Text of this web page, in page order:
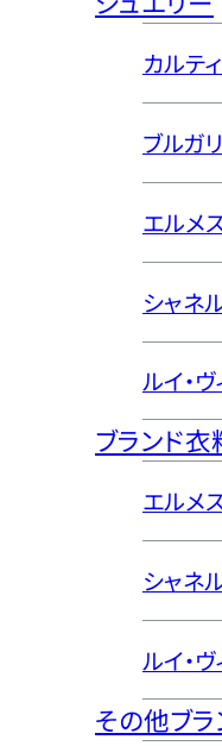
カルテ
ブルガリ
エルメ
シャネ
ルイ・
ブランド
エルメ
シャネ
ルイ・
その他ブ